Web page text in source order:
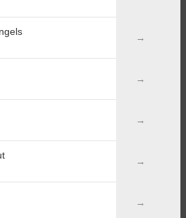
in de winkelwagen.